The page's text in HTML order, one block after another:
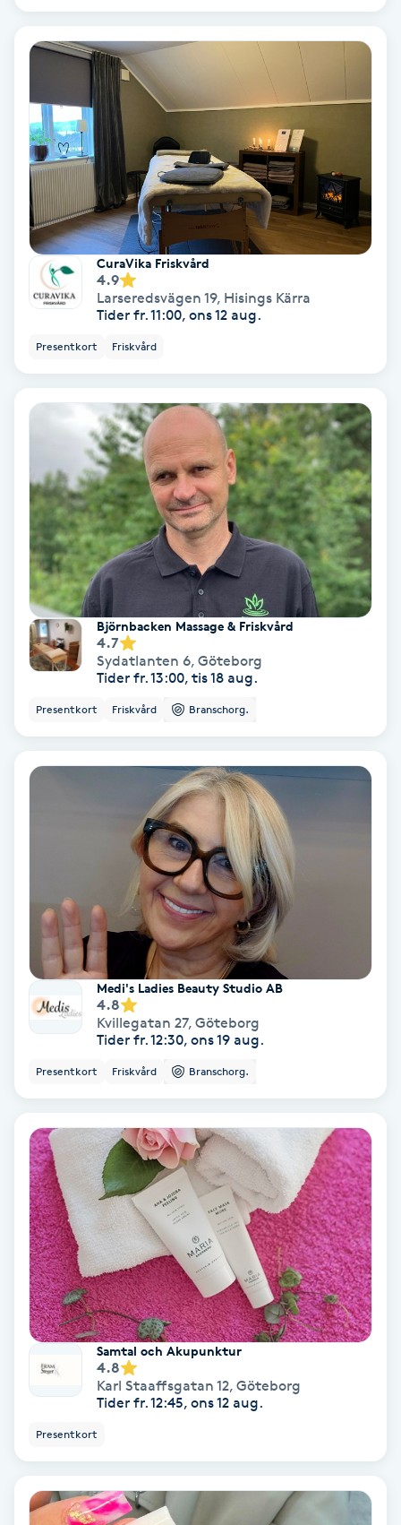
Regndroppsmassage
Reikihealing
Reiki massage
Restorative Yoga
Rosacea
Rosenmetoden
Samtalsterapi
Senioryoga
Shiatsu
Singelfransar
Sjukgymnastik
Skalpmassage
Skinbooster
Skäggfärgning
Skäggklippning
Skäggtrimmning
Slingor
Sockring
Spa
Spa manikyr & pedikyr
Spa-manikyr
Spa-pedikyr
Spraytan
Stylist
CuraVika Friskvård
4.9
Larseredsvägen 19, Hisings Kärra
Tider fr. 11:00, ons 12 aug.
Presentkort Friskvård
Björnbacken Massage & Friskvård
4.7
Sydatlanten 6, Göteborg
Tider fr. 13:00, tis 18 aug.
Presentkort Friskvård Branschorg.
Medi's Ladies Beauty Studio AB
4.8
Kvillegatan 27, Göteborg
Tider fr. 12:30, ons 19 aug.
Presentkort Friskvård Branschorg.
Samtal och Akupunktur
4.8
Karl Staaffsgatan 12, Göteborg
Tider fr. 12:45, ons 12 aug.
Presentkort